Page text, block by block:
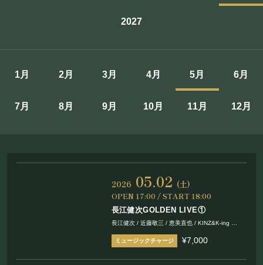
アクセス
RESERVATION
FOOD&DRINK
2027
1月 2月 3月 4月 5月 6月
7月 8月 9月 10月 11月 12月
2026 05.02 (土)
OPEN 17:00 / START 18:00
長江健次GOLDEN LIVE①
長江健次 / 近藤敬三 / 恵美直也 / KINZ&K-ing
¥7,000